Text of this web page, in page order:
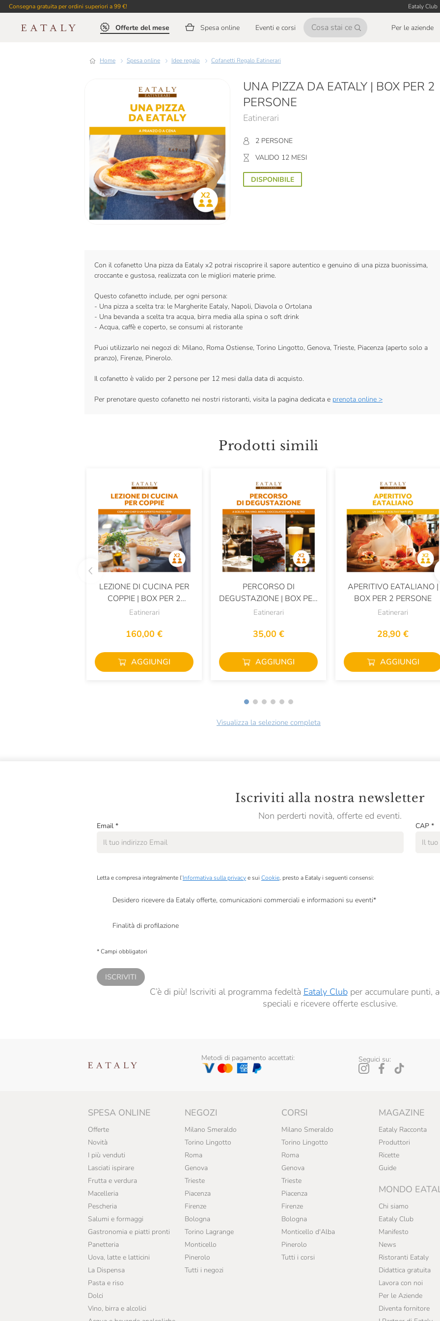
Consegna gratuita per ordini superiori a 99 €! Eataly Club
Offerte del mese Spesa online Eventi e corsi Per le aziende
Home Spesa online Idee regalo Cofanetti Regalo Eatinerari
UNA PIZZA DA EATALY | BOX PER 2
PERSONE
Eatinerari
2 PERSONE
VALIDO 12 MESI
DISPONIBILE
Con il cofanetto Una pizza da Eataly x2 potrai riscoprire il sapore autentico e genuino di una pizza buonissima,
croccante e gustosa, realizzata con le migliori materie prime.
Questo cofanetto include, per ogni persona:
- Una pizza a scelta tra: le Margherite Eataly, Napoli, Diavola o Ortolana
- Una bevanda a scelta tra acqua, birra media alla spina o soft drink
- Acqua, caffè e coperto, se consumi al ristorante
Puoi utilizzarlo nei negozi di: Milano, Roma Ostiense, Torino Lingotto, Genova, Trieste, Piacenza (aperto solo a
pranzo), Firenze, Pinerolo.
Il cofanetto è valido per 2 persone per 12 mesi dalla data di acquisto.
Per prenotare questo cofanetto nei nostri ristoranti, visita la pagina dedicata e prenota online >
Prodotti simili
LEZIONE DI CUCINA PER
COPPIE | BOX PER 2
PERSONE
Eatinerari
160,00 €
AGGIUNGI
PERCORSO DI
DEGUSTAZIONE | BOX PER
1 PERSONA
Eatinerari
35,00 €
AGGIUNGI
APERITIVO EATALIANO |
BOX PER 2 PERSONE
Eatinerari
28,90 €
AGGIUNGI
Visualizza la selezione completa
Iscriviti alla nostra newsletter
Non perderti novità, offerte ed eventi.
Email * CAP *
Letta e compresa integralmente l’Informativa sulla privacye sui Cookie, presto a Eataly i seguenti consensi:
Desidero ricevere da Eataly offerte, comunicazioni commerciali e informazioni su eventi*
Finalità di profilazione
* Campi obbligatori
ISCRIVITI
C’è di più! Iscriviti al programma fedeltà Eataly Clubper accumulare punti,
speciali e ricevere offerte esclusive.
Metodi di pagamento accettati: Seguici su:
SPESA ONLINE
Offerte
Novità
I più venduti
Lasciati ispirare
Frutta e verdura
Macelleria
Pescheria
Salumi e formaggi
Gastronomia e piatti pronti
Panetteria
Uova, latte e latticini
La Dispensa
Pasta e riso
Dolci
Vino, birra e alcolici
NEGOZI
Milano Smeraldo
Torino Lingotto
Roma
Genova
Trieste
Piacenza
Firenze
Bologna
Torino Lagrange
Monticello
Pinerolo
Tutti i negozi
CORSI
Milano Smeraldo
Torino Lingotto
Roma
Genova
Trieste
Piacenza
Firenze
Bologna
Monticello d'Alba
Pinerolo
Tutti i corsi
MAGAZINE
Eataly Racconta
Produttori
Ricette
Guide
MONDO
Chi siamo
Eataly Club
Manifesto
News
Ristoranti Eataly
Didattica gratuita
Lavora con noi
Per le Aziende
Diventa fornitore